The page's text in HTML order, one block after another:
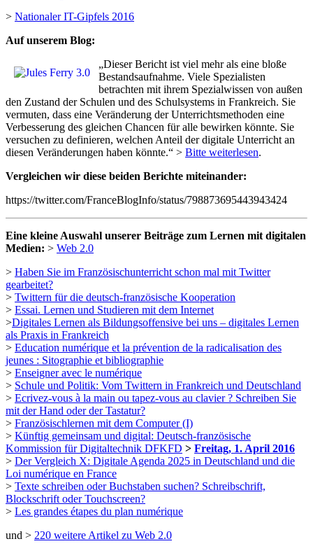
> Nationaler IT-Gipfels 2016
Auf unserem Blog:
„Dieser Bericht ist viel mehr als eine bloße
Bestandsaufnahme. Viele Spezialisten
betrachten mit ihrem Spezialwissen von außen
den Zustand der Schulen und des Schulsystems in Frankreich. Sie
vermuten, dass eine Veränderung der Unterrichtsmethoden eine
Verbesserung des gleichen Chancen für alle bewirken könnte. Sie
versuchen zu definieren, welchen Anteil der digitale Unterricht an
diesen Veränderungen haben könnte.“ > Bitte weiterlesen.
Vergleichen wir diese beiden Berichte miteinander:
https://twitter.com/FranceBlogInfo/status/798873695443943424
Eine kleine Auswahl unserer Beiträge zum Lernen mit digitalen
Medien: > Web 2.0
> Haben Sie im Französischunterricht schon mal mit Twitter
gearbeitet?
> Twittern für die deutsch-französische Kooperation
> Essai. Lernen und Studieren mit dem Internet
>Digitales Lernen als Bildungsoffensive bei uns – digitales Lernen
als Praxis in Frankreich
> Education numérique et la prévention de la radicalisation des
jeunes : Sitographie et bibliographie
> Enseigner avec le numérique
> Schule und Politik: Vom Twittern in Frankreich und Deutschland
> Ecrivez-vous à la main ou tapez-vous au clavier ? Schreiben Sie
mit der Hand oder der Tastatur?
> Französischlernen mit dem Computer (I)
> Künftig gemeinsam und digital: Deutsch-französische
Kommission für Digitaltechnik DFKFD > Freitag, 1. April 2016
> Der Vergleich X: Digitale Agenda 2025 in Deutschland und die
Loi numérique en France
> Texte schreiben oder Buchstaben suchen? Schreibschrift,
Blockschrift oder Touchscreen?
> Les grandes étapes du plan numérique
und > 220 weitere Artikel zu Web 2.0